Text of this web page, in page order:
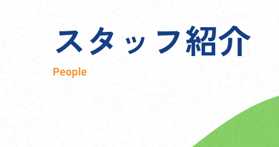
スタ ッ フ紹介
People